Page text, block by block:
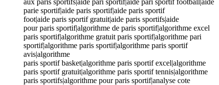
aux paris sportifs|aide pari sportif|aide pari sportif football|aide
parie sportif|aide paris sportif|aide paris sportif
foot|aide paris sportif gratuit|aide paris sportifs|aide
pour paris sportif|algorithme de paris sportif|algorithme excel
paris sportif|algorithme gratuit paris sportif|algorithme pari
sportif|algorithme paris sportif|algorithme paris sportif
avis|algorithme
paris sportif basket|algorithme paris sportif excel|algorithme
paris sportif gratuit|algorithme paris sportif tennis|algorithme
paris sportifs|algorithme pour paris sportif|analyse cote